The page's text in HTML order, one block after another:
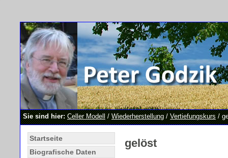
Sie sind hier: Celler Modell/Wiederherstellung/Vertiefungskurs/
Startseite
Biografische Daten
gelöst